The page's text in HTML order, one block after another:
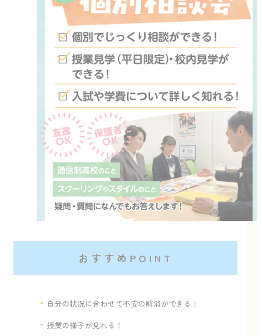
おすすめPOINT
自分の状況に合わせて不安の解消ができる！
授業の様子が見れる！